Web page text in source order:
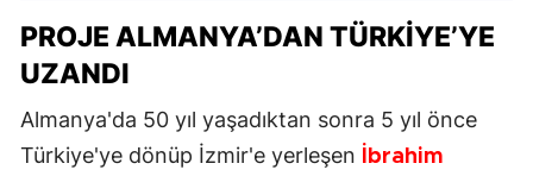
PROJE ALMANYA’DAN TÜRKİYE’YE
UZANDI
Almanya'da 50 yıl yaşadıktan sonra 5 yıl önce
Türkiye'ye dönüp İzmir'e yerleşen
İbrahim